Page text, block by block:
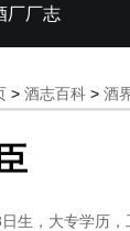
厂厂志
> 酒志百科 > 酒
，大专学历，